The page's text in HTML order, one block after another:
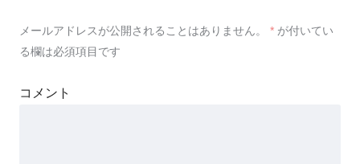
メールアドレスが公開されることはありません。 * が付いてい
る欄は必須項目です
コメント